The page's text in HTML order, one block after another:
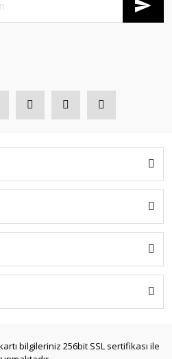
bilgileriniz 256bit SSL sertifikası ile